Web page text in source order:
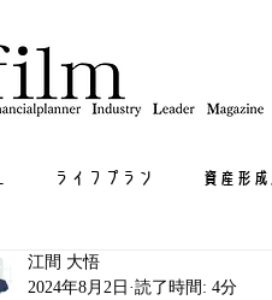
ライフプラン 資産形
相続/贈与・終活 不動産
江間 大悟
2024年8月2日 読了時間: 4分